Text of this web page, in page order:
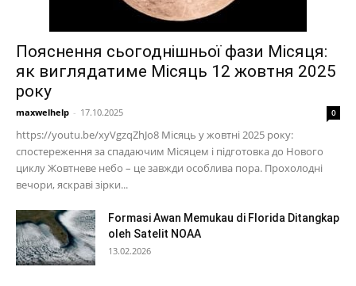
Пояснення сьогоднішньої фази Місяця:
як виглядатиме Місяць 12 жовтня 2025
року
maxwelhelp - 17.10.2025 0
https://youtu.be/xyVgzqZhJo8 Місяць у жовтні 2025 року:
спостереження за спадаючим Місяцем і підготовка до Нового
циклу Жовтневе небо – це завжди особлива пора. Прохолодні
вечори, яскраві зірки...
Formasi Awan Memukau di Florida Ditangkap
oleh Satelit NOAA
13.02.2026